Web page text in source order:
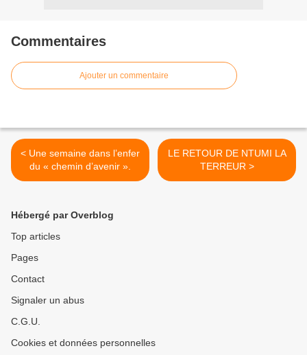
Commentaires
Ajouter un commentaire
< Une semaine dans l’enfer
du « chemin d’avenir ».
LE RETOUR DE NTUMI LA
TERREUR >
Hébergé par Overblog
Top articles
Pages
Contact
Signaler un abus
C.G.U.
Cookies et données personnelles